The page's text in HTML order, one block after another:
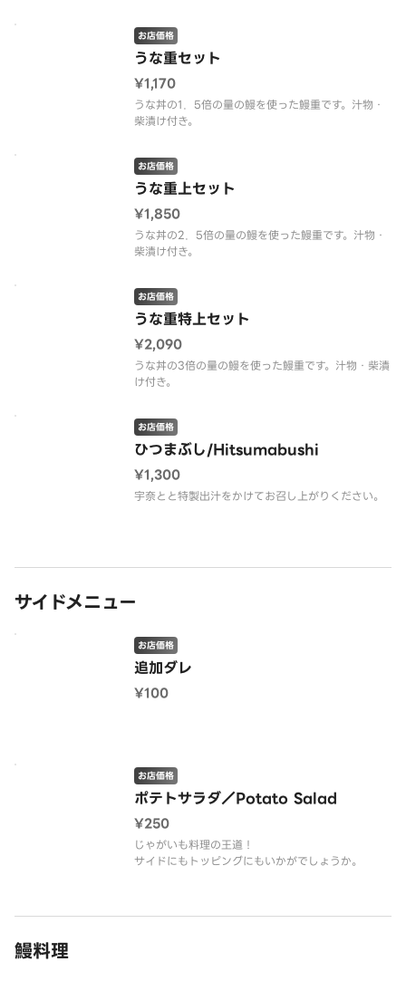
うな重セット
お店価格
¥1,170
うな丼の1．5倍の量の鰻を使った鰻重です。汁物・
柴漬け付き。
うな重上セット
お店価格
¥1,850
うな丼の2．5倍の量の鰻を使った鰻重です。汁物・
柴漬け付き。
うな重特上セット
お店価格
¥2,090
うな丼の3倍の量の鰻を使った鰻重です。汁物・柴漬
け付き。
ひつまぶし/Hitsumabushi
お店価格
¥1,300
宇奈とと特製出汁をかけてお召し上がりください。
サイドメニュー
追加ダレ
お店価格
¥100
ポテトサラダ／Potato Salad
お店価格
¥250
じゃがいも料理の王道！
サイドにもトッピングにもいかがでしょうか。
鰻料理